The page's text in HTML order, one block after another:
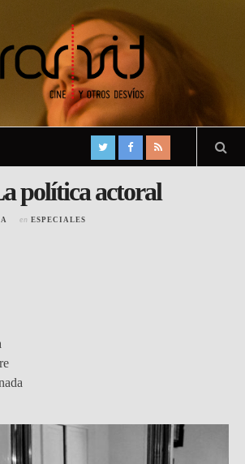
política actoral
en ESPECIALES